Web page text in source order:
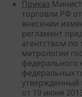
Приказ
торговли РФ
внесении
регламент
агентством
метрологии
федерального
федеральных
от 19 июня